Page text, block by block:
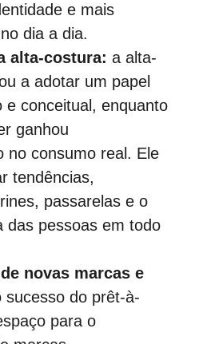
e mais
dia a dia.
alta-costura: a alta-
a adotar um papel
e conceitual, enquanto
ganhou
no consumo real. Ele
tendências,
passarelas e o
das pessoas em todo
novas marcas e
sucesso do prêt-à-
para o